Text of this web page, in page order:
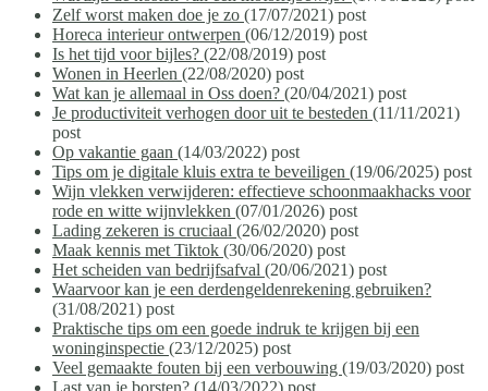
Zelf worst maken doe je zo (17/07/2021) post
Horeca interieur ontwerpen (06/12/2019) post
Is het tijd voor bijles? (22/08/2019) post
Wonen in Heerlen (22/08/2020) post
Wat kan je allemaal in Oss doen? (20/04/2021) post
Je productiviteit verhogen door uit te besteden (11/11/2021)
post
Op vakantie gaan (14/03/2022) post
Tips om je digitale kluis extra te beveiligen (19/06/2025) post
Wijn vlekken verwijderen: effectieve schoonmaakhacks voor
rode en witte wijnvlekken (07/01/2026) post
Lading zekeren is cruciaal (26/02/2020) post
Maak kennis met Tiktok (30/06/2020) post
Het scheiden van bedrijfsafval (20/06/2021) post
Waarvoor kan je een derdengeldenrekening gebruiken?
(31/08/2021) post
Praktische tips om een goede indruk te krijgen bij een
woninginspectie (23/12/2025) post
Veel gemaakte fouten bij een verbouwing (19/03/2020) post
Last van je borsten? (14/03/2022) post